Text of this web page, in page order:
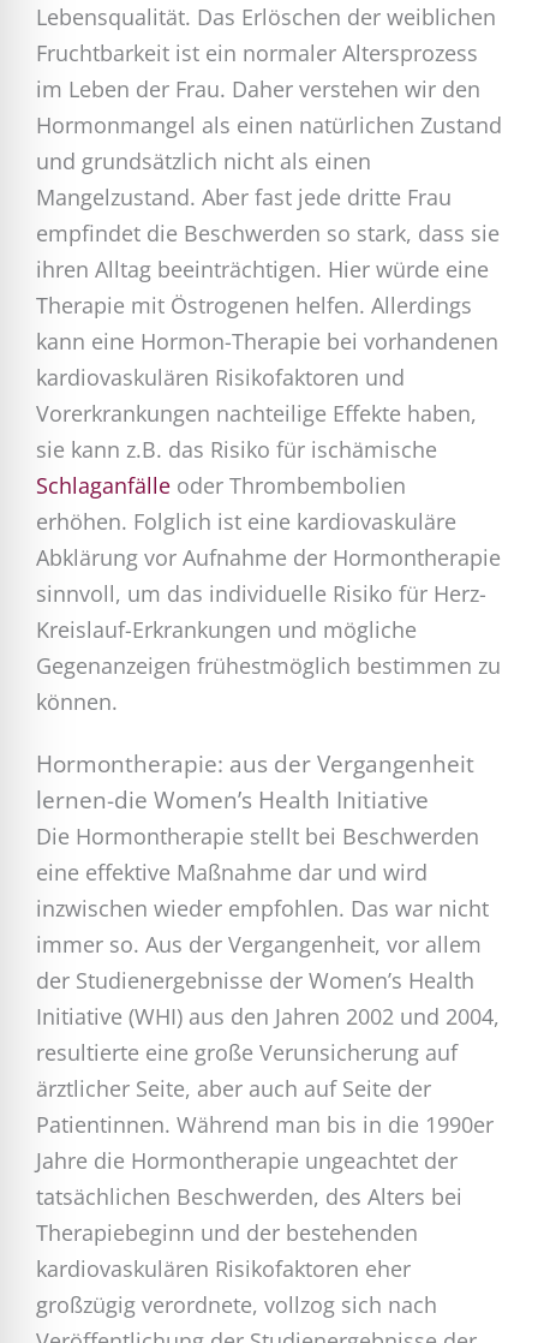
Lebensqualität. Das Erlöschen der weiblichen
Fruchtbarkeit ist ein normaler Altersprozess
im Leben der Frau. Daher verstehen wir den
Hormonmangel als einen natürlichen Zustand
und grundsätzlich nicht als einen
Mangelzustand. Aber fast jede dritte Frau
empfindet die Beschwerden so stark, dass sie
ihren Alltag beeinträchtigen. Hier würde eine
Therapie mit Östrogenen helfen. Allerdings
kann eine Hormon-Therapie bei vorhandenen
kardiovaskulären Risikofaktoren und
Vorerkrankungen nachteilige Effekte haben,
sie kann z.B. das Risiko für ischämische
Schlaganfälle oder Thrombembolien
erhöhen. Folglich ist eine kardiovaskuläre
Abklärung vor Aufnahme der Hormontherapie
sinnvoll, um das individuelle Risiko für Herz-
Kreislauf-Erkrankungen und mögliche
Gegenanzeigen frühestmöglich bestimmen zu
können.
Hormontherapie: aus der Vergangenheit
lernen-die Women’s Health Initiative
Die Hormontherapie stellt bei Beschwerden
eine effektive Maßnahme dar und wird
inzwischen wieder empfohlen. Das war nicht
immer so. Aus der Vergangenheit, vor allem
der Studienergebnisse der Women’s Health
Initiative (WHI) aus den Jahren 2002 und 2004,
resultierte eine große Verunsicherung auf
ärztlicher Seite, aber auch auf Seite der
Patientinnen. Während man bis in die 1990er
Jahre die Hormontherapie ungeachtet der
tatsächlichen Beschwerden, des Alters bei
Therapiebeginn und der bestehenden
kardiovaskulären Risikofaktoren eher
großzügig verordnete, vollzog sich nach